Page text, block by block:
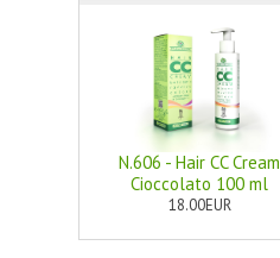
N.606 - Hair CC Cream
Cioccolato 100 ml
18.00EUR